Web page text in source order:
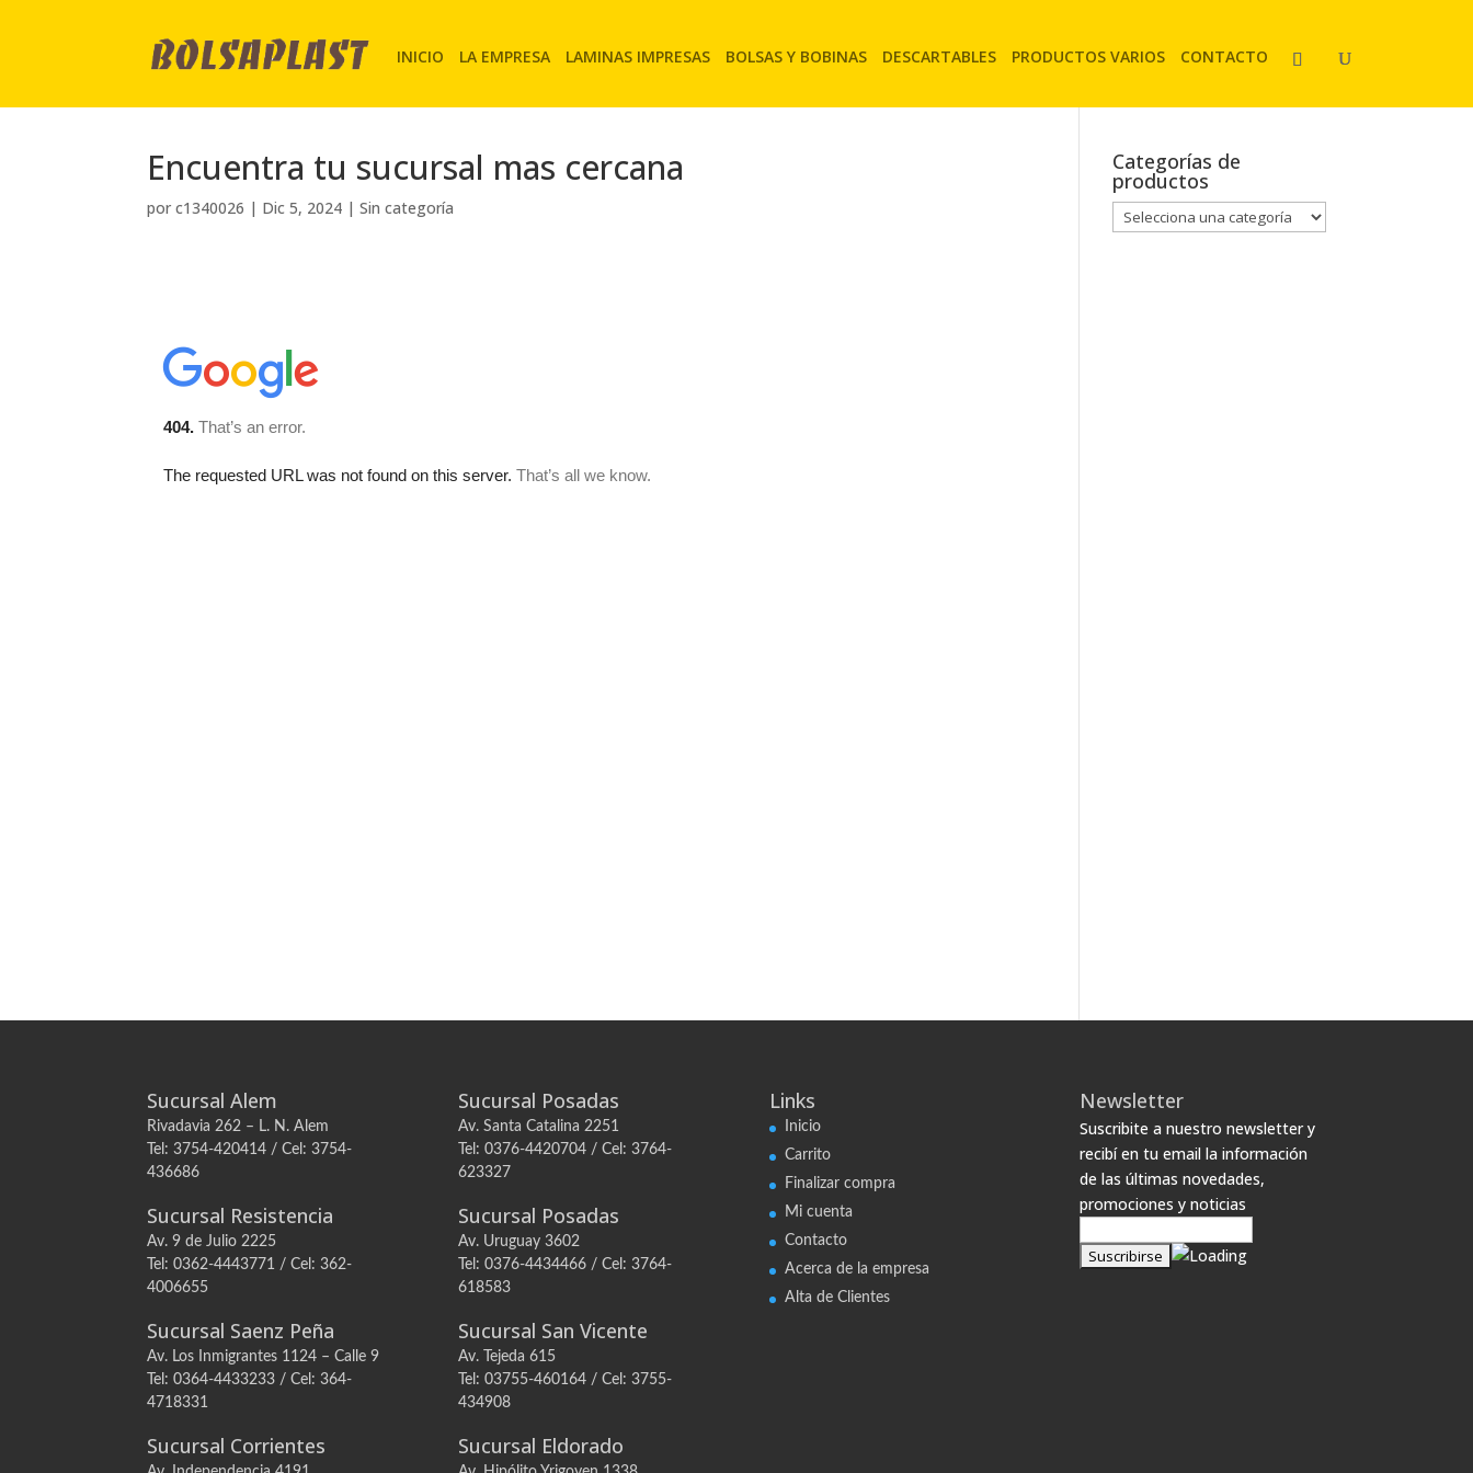
INICIO LA EMPRESA LAMINAS IMPRESAS BOLSAS Y BOBINAS DESCARTABLES PRODUCTOS VARIOS CONTACTO
Encuentra tu sucursal mas cercana
porc1340026 | Dic 5, 2024 |Sin categoría
Categorías de
productos
Sucursal Alem
Rivadavia 262 – L. N. Alem
Tel: 3754-420414 / Cel: 3754-
436686
Sucursal Resistencia
Av. 9 de Julio 2225
Tel: 0362-4443771 / Cel: 362-
4006655
Sucursal Saenz Peña
Av. Los Inmigrantes 1124 – Calle 9
Tel: 0364-4433233 / Cel: 364-
4718331
Sucursal Corrientes
Sucursal Posadas
Av. Santa Catalina 2251
Tel: 0376-4420704 / Cel: 3764-
623327
Sucursal Posadas
Av. Uruguay 3602
Tel: 0376-4434466 / Cel: 3764-
618583
Sucursal San Vicente
Av. Tejeda 615
Tel: 03755-460164 / Cel: 3755-
434908
Sucursal Eldorado
Links
Inicio
Carrito
Finalizar compra
Mi cuenta
Contacto
Acerca de la empresa
Alta de Clientes
Newsletter
Suscribite a nuestro newsletter y
recibí en tu email la información
de las últimas novedades,
promociones y noticias